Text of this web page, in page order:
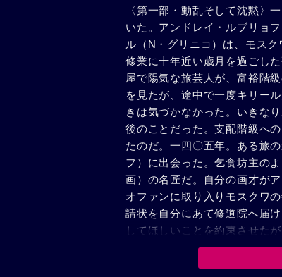
〈第一部・動乱そして沈黙〉
いた。アンドレイ・ルブリョ
ル（N・グリニコ）は、モス
修業に十年近い歳月を過ごし
屋で陽気な旅芸人が、富裕階
を見たが、途中で一度キリー
きは気づかなかった。いきな
後のことだった。支配階級へ
たのだ。一四〇五年。ある旅
フ）に出会った。乞食坊主の
画）の名匠だ。自分の画才が
オファンに取り入りモスクワ
請状を自分にあて修道院へ届
してほしいことを約束させた
た。賢明なフェオファンはい
ルは逆にアンドレイを出世欲